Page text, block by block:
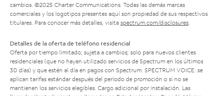
cambios. ©2025 Charter Communications. Todas las demás marcas
comerciales y los logotipos presentes aquí son propiedad de sus respectivos
titulares. Para conocer más detalles, visita spectrum.com/disclosures
Detalles de la oferta de teléfono residencial
Oferta por tiempo limitado; sujeta a cambios; solo para nuevos clientes
residenciales (que no hayan utilizado servicios de Spectrum en los últimos
30 días) y que estén al día en pagos con Spectrum. SPECTRUM VOICE: se
aplican tarifas estándar después del período de promoción o si no se
mantienen los servicios elegibles. Cargo adicional por instalación. Las